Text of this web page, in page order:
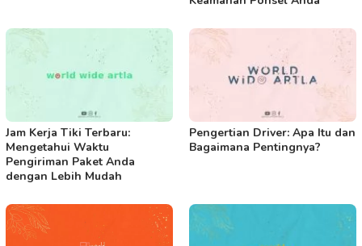
Jam Kerja Tiki Terbaru:
Mengetahui Waktu
Pengiriman Paket Anda
dengan Lebih Mudah
Pengertian Driver: Apa Itu dan
Bagaimana Pentingnya?